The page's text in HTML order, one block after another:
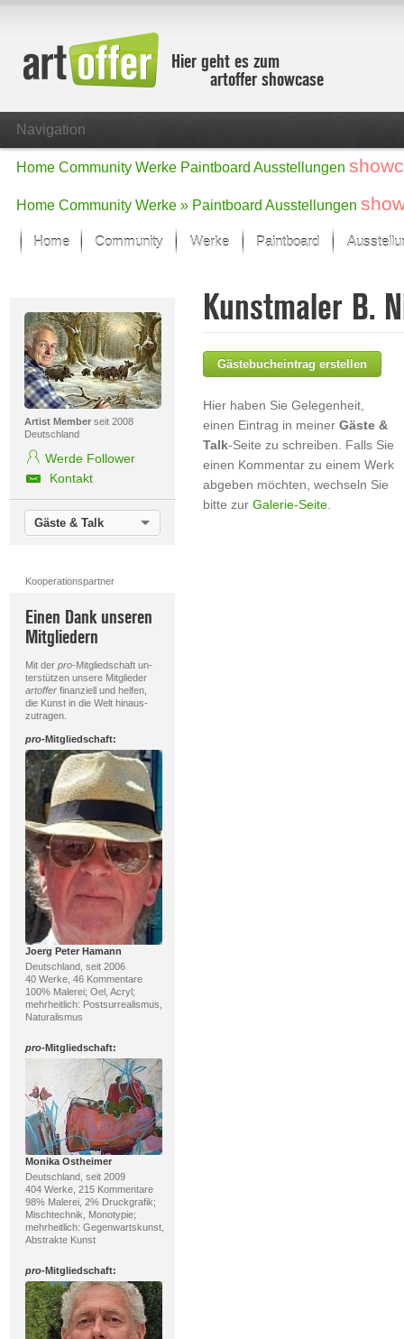
Hier geht es zum
artoffer showcase
Navigation
Home Community Werke Paintboard Ausstellungen
Home Community Werke » Paintboard Ausstellungen
Home Community Werke
Der letzte Monat im Fokus
Alle Fokus-Werke
Standard-Ansicht
Fokus-Werke
Alle neuen Werke
Paintboard
Artist Memberseit 2008
Deutschland
Werde Follower
Kontakt
Gäste & Talk
Kooperationspartner
Einen Dank unseren
Mitgliedern
Mit der pro-Mitgliedschaft un-
terstützen unsere Mitglieder
artofferfinanziell und helfen,
die Kunst in die Welt hinaus-
zutragen.
pro-Mitgliedschaft:
Joerg Peter Hamann
Deutschland, seit 2006
40 Werke, 46 Kommentare
100% Malerei; Oel, Acryl;
mehrheitlich: Postsurrealismus,
Naturalismus
pro-Mitgliedschaft:
Monika Ostheimer
Deutschland, seit 2009
404 Werke, 215 Kommentare
98% Malerei, 2% Druckgrafik;
Mischtechnik, Monotypie;
mehrheitlich: Gegenwartskunst,
Abstrakte Kunst
pro-Mitgliedschaft:
Kunstmaler B.
Gästebucheintrag erstellen
Hier haben Sie Gelegenheit,
einen Eintrag in meiner Gäste &
Talk-Seite zu schreiben. Falls Sie
einen Kommentar zu einem Werk
abgeben möchten, wechseln Sie
bitte zur Galerie-Seite.